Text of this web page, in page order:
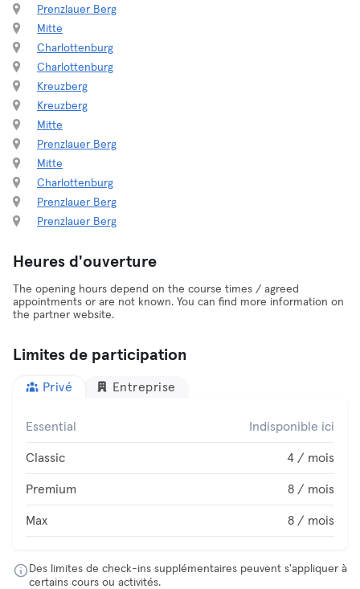
Prenzlauer Berg
Mitte
Charlottenburg
Charlottenburg
Kreuzberg
Kreuzberg
Mitte
Prenzlauer Berg
Mitte
Charlottenburg
Prenzlauer Berg
Prenzlauer Berg
Heures d'ouverture
The opening hours depend on the course times / agreed
appointments or are not known. You can find more information on
the partner website.
Limites de participation
Privé Entreprise
Essential Indisponible ici
Classic 4 / mois
Premium 8 / mois
Max 8 / mois
Des limites de check-ins supplémentaires peuvent s'appliquer à
certains cours ou activités.